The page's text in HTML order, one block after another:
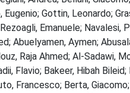
Eugenio; Gottin, Leonardo;
Emanuele;
Abuelyamen, Aymen;
Raja Ahmed; Al-Sadawi,
Flavio; Bakeer, Hibah
Francesco; Berta,